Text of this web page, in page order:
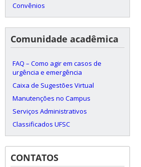
Convênios
Comunidade acadêmica
FAQ – Como agir em casos de
urgência e emergência
Caixa de Sugestões Virtual
Manutenções no Campus
Serviços Administrativos
Classificados UFSC
CONTATOS